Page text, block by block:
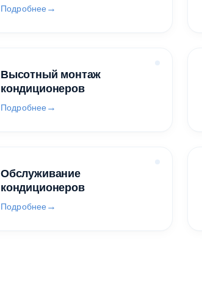
Подробнее
Высотный монтаж
кондиционеров
Подробнее
Обслуживание
кондиционеров
Подробнее